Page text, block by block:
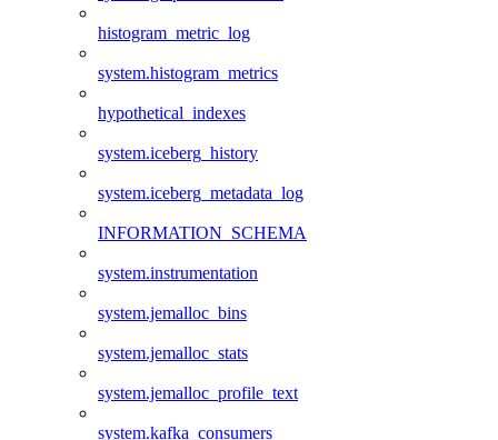
histogram_metric_log
system.histogram_metrics
hypothetical_indexes
system.iceberg_history
system.iceberg_metadata_log
INFORMATION_SCHEMA
system.instrumentation
system.jemalloc_bins
system.jemalloc_stats
system.jemalloc_profile_text
system.kafka_consumers